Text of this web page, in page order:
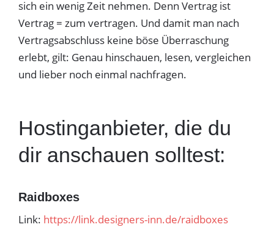
sich ein wenig Zeit nehmen. Denn Vertrag ist
Vertrag = zum vertragen. Und damit man nach
Vertragsabschluss keine böse Überraschung
erlebt, gilt: Genau hinschauen, lesen, vergleichen
und lieber noch einmal nachfragen.
Hostinganbieter, die du
dir anschauen solltest:
Raidboxes
Link: https://link.designers-inn.de/raidboxes